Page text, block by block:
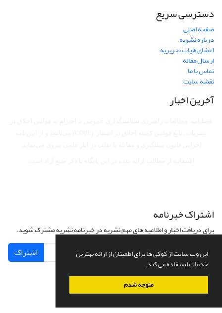
این وب سایت از کوکی ها برای اطمینان از ارائه بهترین
خدمات استفاده می کند.
متوجه شدم
دسترسی سریع
صفحه اصلی
درباره نشریه
اعضای هیات تحریریه
ارسال مقاله
تماس با ما
نقشه سایت
آخرین اخبار
اشتراک خبرنامه
برای دریافت اخبار و اطلاعیه های مهم نشریه در خبرنامه نشریه مشترک شوید.
اشتراک
سامانه مدیریت نشریات علمی.طراحی و پیاده سازی ازسیناوب